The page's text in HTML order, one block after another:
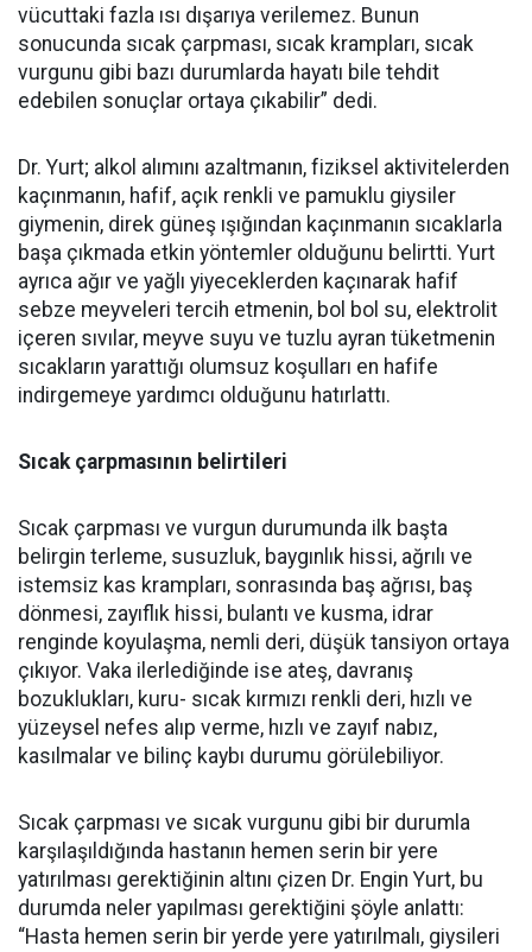
vücuttaki fazla ısı dışarıya verilemez. Bunun
sonucunda sıcak çarpması, sıcak krampları, sıcak
vurgunu gibi bazı durumlarda hayatı bile tehdit
edebilen sonuçlar ortaya çıkabilir” dedi.
Dr. Yurt; alkol alımını azaltmanın, fiziksel aktivitelerden
kaçınmanın, hafif, açık renkli ve pamuklu giysiler
giymenin, direk güneş ışığından kaçınmanın sıcaklarla
başa çıkmada etkin yöntemler olduğunu belirtti. Yurt
ayrıca ağır ve yağlı yiyeceklerden kaçınarak hafif
sebze meyveleri tercih etmenin, bol bol su, elektrolit
içeren sıvılar, meyve suyu ve tuzlu ayran tüketmenin
sıcakların yarattığı olumsuz koşulları en hafife
indirgemeye yardımcı olduğunu hatırlattı.
Sıcak çarpmasının belirtileri
Sıcak çarpması ve vurgun durumunda ilk başta
belirgin terleme, susuzluk, baygınlık hissi, ağrılı ve
istemsiz kas krampları, sonrasında baş ağrısı, baş
dönmesi, zayıflık hissi, bulantı ve kusma, idrar
renginde koyulaşma, nemli deri, düşük tansiyon ortaya
çıkıyor. Vaka ilerlediğinde ise ateş, davranış
bozuklukları, kuru- sıcak kırmızı renkli deri, hızlı ve
yüzeysel nefes alıp verme, hızlı ve zayıf nabız,
kasılmalar ve bilinç kaybı durumu görülebiliyor.
Sıcak çarpması ve sıcak vurgunu gibi bir durumla
karşılaşıldığında hastanın hemen serin bir yere
yatırılması gerektiğinin altını çizen Dr. Engin Yurt, bu
durumda neler yapılması gerektiğini şöyle anlattı:
“Hasta hemen serin bir yerde yere yatırılmalı, giysileri